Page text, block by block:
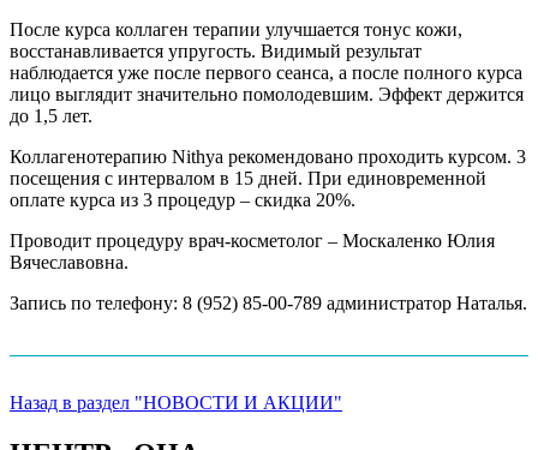
После курса коллаген терапии улучшается тонус кожи,
восстанавливается упругость. Видимый результат
наблюдается уже после первого сеанса, а после полного курса
лицо выглядит значительно помолодевшим. Эффект держится
до 1,5 лет.
Коллагенотерапию Nithya рекомендовано проходить курсом. 3
посещения с интервалом в 15 дней. При единовременной
оплате курса из 3 процедур – скидка 20%.
Проводит процедуру врач-косметолог – Москаленко Юлия
Вячеславовна.
Запись по телефону: 8 (952) 85-00-789 администратор Наталья.
Назад в раздел "НОВОСТИ И АКЦИИ"